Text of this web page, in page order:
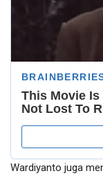
Wardiyanto juga